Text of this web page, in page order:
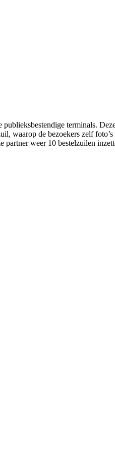
terminals.
waarop de bezoekers zelf
partner weer 10 bestelzuilen